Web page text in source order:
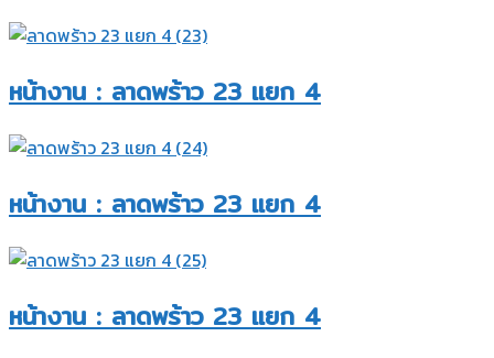
หน้างาน : ลาดพร้าว 23 แยก 4​
หน้างาน : ลาดพร้าว 23 แยก 4​
หน้างาน : ลาดพร้าว 23 แยก 4​